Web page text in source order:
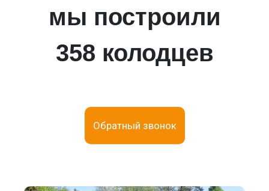
мы построили
358 колодцев
Обратный звонок